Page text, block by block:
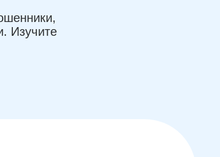
Изучите